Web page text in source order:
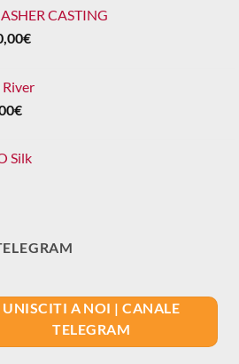
CASTING
€
€Il
è:
Silk
UNISCITI A NOI | CANALE
TELEGRAM